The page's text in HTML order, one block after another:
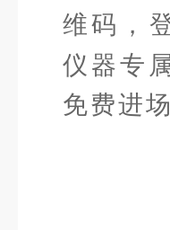
维码，
仪器专
免费进